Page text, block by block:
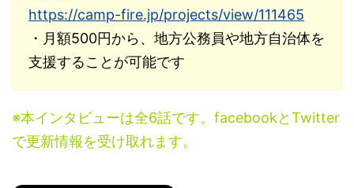
https://camp-fire.jp/projects/view/111465
・月額500円から、地方公務員や地方自治体を
支援することが可能です
※本インタビューは全6話です。facebookとTwitter
で更新情報を受け取れます。